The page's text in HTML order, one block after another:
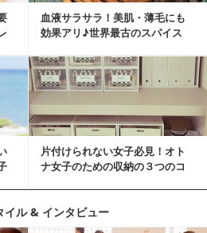
血液サラサラ！美肌・薄毛にも
効果アリ♪世界最古のスパイス
片付けられない女子必見！オト
ナ女子のための収納の３つのコ
イル & インタビュー